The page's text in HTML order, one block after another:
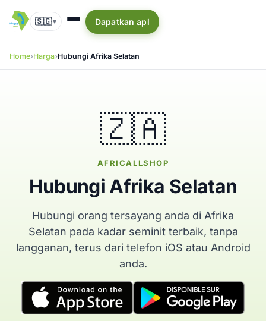
🇸🇬▾ Dapatkan apl
Home Harga Hubungi Afrika Selatan
🇿🇦
AFRICALLSHOP
Hubungi Afrika Selatan
Hubungi orang tersayang anda di Afrika
Selatan pada kadar seminit terbaik, tanpa
langganan, terus dari telefon iOS atau Android
anda.